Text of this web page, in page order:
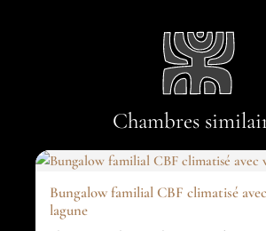
Chambres
Bungalow familial CBF climatisé
lagune